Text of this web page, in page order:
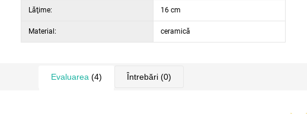
Lăţime: 16 cm
Material: ceramică
Evaluarea (4) Întrebări (0)